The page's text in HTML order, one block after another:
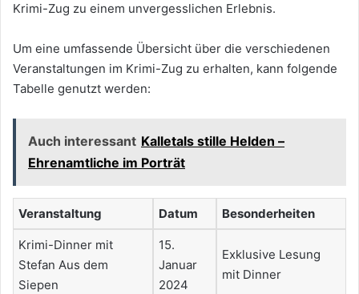
Krimi-Zug zu einem unvergesslichen Erlebnis.
Um eine umfassende Übersicht über die verschiedenen
Veranstaltungen im Krimi-Zug zu erhalten, kann folgende
Tabelle genutzt werden:
Auch interessant Kalletals stille Helden –
Ehrenamtliche im Porträt
Veranstaltung Datum Besonderheiten
Krimi-Dinner mit
Stefan Aus dem
Siepen
15.
Januar
2024
Exklusive Lesung
mit Dinner